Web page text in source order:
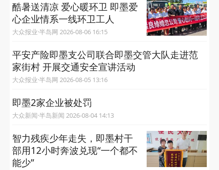
酷暑送清凉 爱心暖环卫 即墨爱
心企业情系一线环卫工人
大众报业·半岛网 2026-08-06 16:15
平安产险即墨支公司联合即墨交管大队走进范
家街村 开展交通安全宣讲活动
大众报业·半岛网 2026-08-05 13:16
即墨2家企业被处罚
大众新闻·半岛新闻 2026-08-04 14:13
智力残疾少年走失，即墨村干
部用12小时奔波兑现“一个都不
能少”